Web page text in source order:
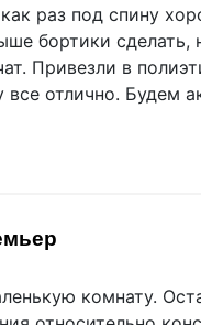
раз под спину
бортики сделать,
Привезли в
отлично. Будем
комнату.